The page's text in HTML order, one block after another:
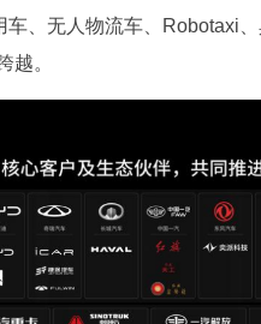
、无人物流车、Robotaxi
越。